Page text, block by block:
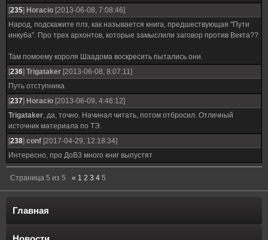
[235] Horacio [2013-06-08, 7:08:46]
Народ, подскажите плз, как называется книга, предшествующая "Пути
инкуба". Про трех архонтов, которые замыслили заговор против Векта??
Там помоему короля Шаадома воскресить пытались они.
[236] Trigataker [2013-06-08, 8:07:11]
Путь отступника.
[237] Horacio [2013-06-09, 4:46:12]
Trigataker, да, точно. Начинал читать, потом отбросил. Отличный
источник материала по ТЭ.
[238] conf [2017-04-29, 12:18:34]
Интересно, про ДоВ3 много книг выпустят
Страница 5 из 5 « 1 2 3 4 5
Главная